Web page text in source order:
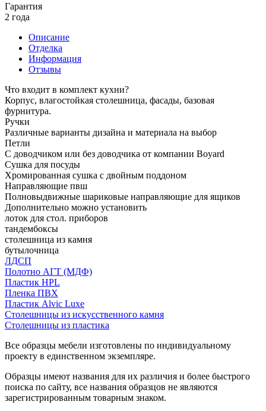
Гарантия
2 года
Описание
Отделка
Информация
Отзывы
Что входит в комплект кухни?
Корпус, влагостойкая столешница, фасады, базовая
фурнитура.
Ручки
Различные варианты дизайна и материала на выбор
Петли
С доводчиком или без доводчика от компании Boyard
Сушка для посуды
Хромированная сушка с двойным поддоном
Направляющие пвш
Полновыдвижные шариковые направляющие для ящиков
Дополнительно можно установить
лоток для стол. приборов
тандембоксы
столешница из камня
бутылочница
ЛДСП
Полотно АГТ (МДФ)
Пластик HPL
Пленка ПВХ
Пластик Alvic Luxe
Столешницы из искусственного камня
Столешницы из пластика
Все образцы мебели изготовлены по индивидуальному
проекту в единственном экземпляре.
Образцы имеют названия для их различия и более быстрого
поиска по сайту, все названия образцов не являются
зарегистрированным товарным знаком.